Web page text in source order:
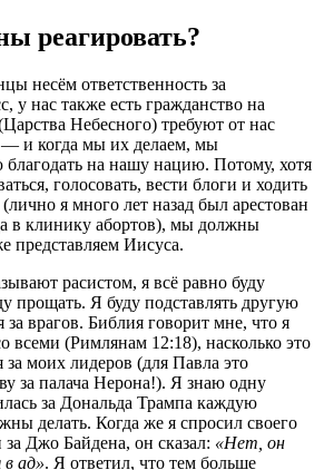
реагировать?
несём ответственность за
у нас также есть гражданство на
Небесного) требуют от нас
и когда мы их делаем, мы
на нашу нацию. Потому, хотя
голосовать, вести блоги и ходить
я много лет назад был арестован
в клинику абортов), мы должны
представляем Иисуса.
расистом, я всё равно буду
прощать. Я буду подставлять другую
врагов. Библия говорит мне, что я
всеми (Римлянам 12:18), насколько это
моих лидеров (для Павла это
за палача Нерона!). Я знаю одну
за Дональда Трампа каждую
делать. Когда же я спросил своего
Джо Байдена, он сказал: «Нет, он
ад». Я ответил, что тем больше